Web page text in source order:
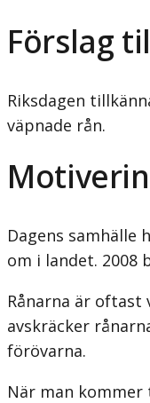
Förslag
Riksdagen
väpnade rån.
Dagens
om i landet. 2008
Rånarna är oftast
avskräcker
förövarna.
När man